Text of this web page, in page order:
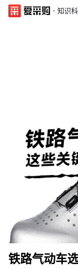
· 知识
铁路气动车